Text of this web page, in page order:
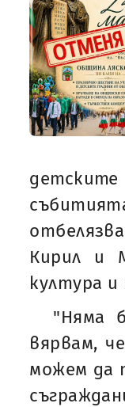
Кирил и
култура
"Няма
вярвам,
можем да